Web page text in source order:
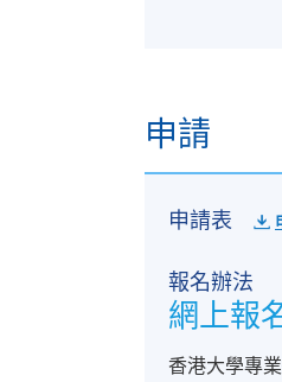
申請
申請表
報名辦法
網上報
香港大學專